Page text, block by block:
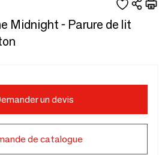
Midnight - Parure de lit
un devis
de catalogue